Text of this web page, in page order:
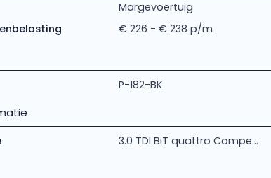
Margevoertuig
€ 226 - € 238 p/m
P-182-BK
3.0 TDI BiT quattro Compe...